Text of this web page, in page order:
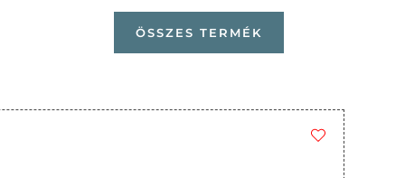
ÖSSZES TERMÉK